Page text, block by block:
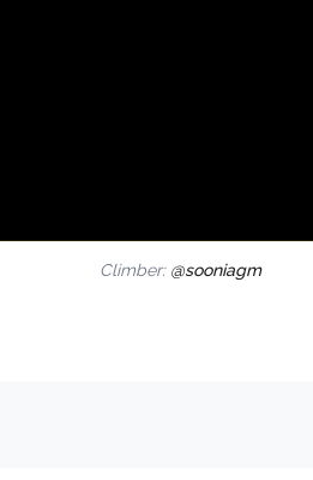
Climber: @sooniagm